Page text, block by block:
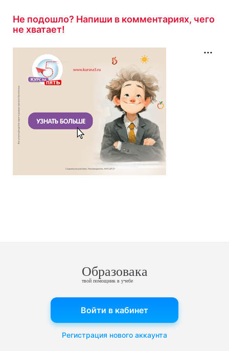
Не подошло? Напиши в комментариях, чего
не хватает!
Образовака
твой помощник в учебе
Войти в кабинет
Регистрация нового аккаунта